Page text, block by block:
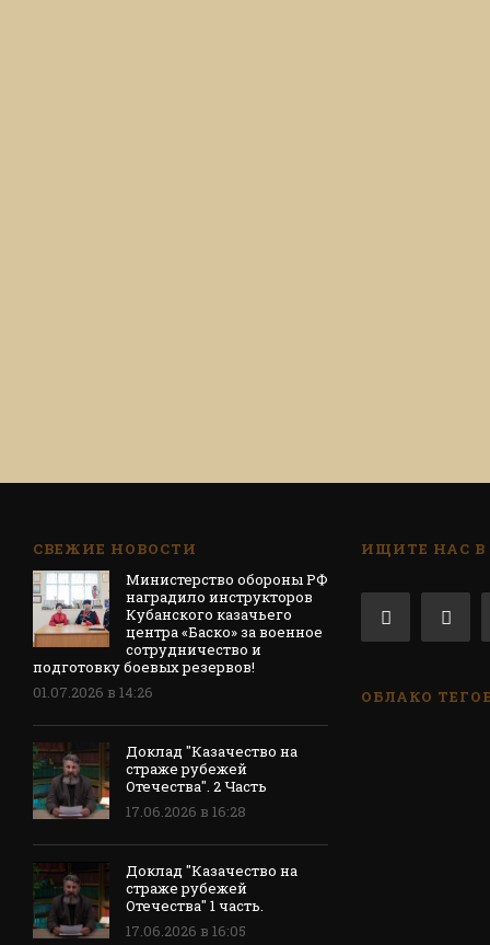
СВЕЖИЕ НОВОСТИ
Министерство обороны РФ
наградило инструкторов
Кубанского казачьего
центра «Баско» за военное
сотрудничество и
подготовку боевых резервов!
01.07.2026 в 14:26
Доклад "Казачество на
страже рубежей
Отечества". 2 Часть
17.06.2026 в 16:28
Доклад "Казачество на
страже рубежей
Отечества" 1 часть.
17.06.2026 в 16:05
ИЩИТЕ НАС В
ОБЛАКО